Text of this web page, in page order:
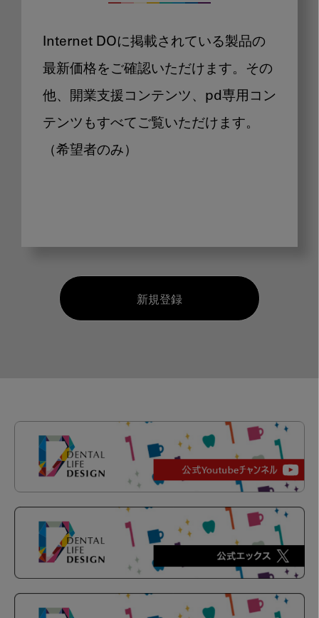
Internet DOに掲載されている製品の
最新価格をご確認いただけます。その
他、開業支援コンテンツ、pd専用コン
テンツもすべてご覧いただけます。
（希望者のみ）
新規登録